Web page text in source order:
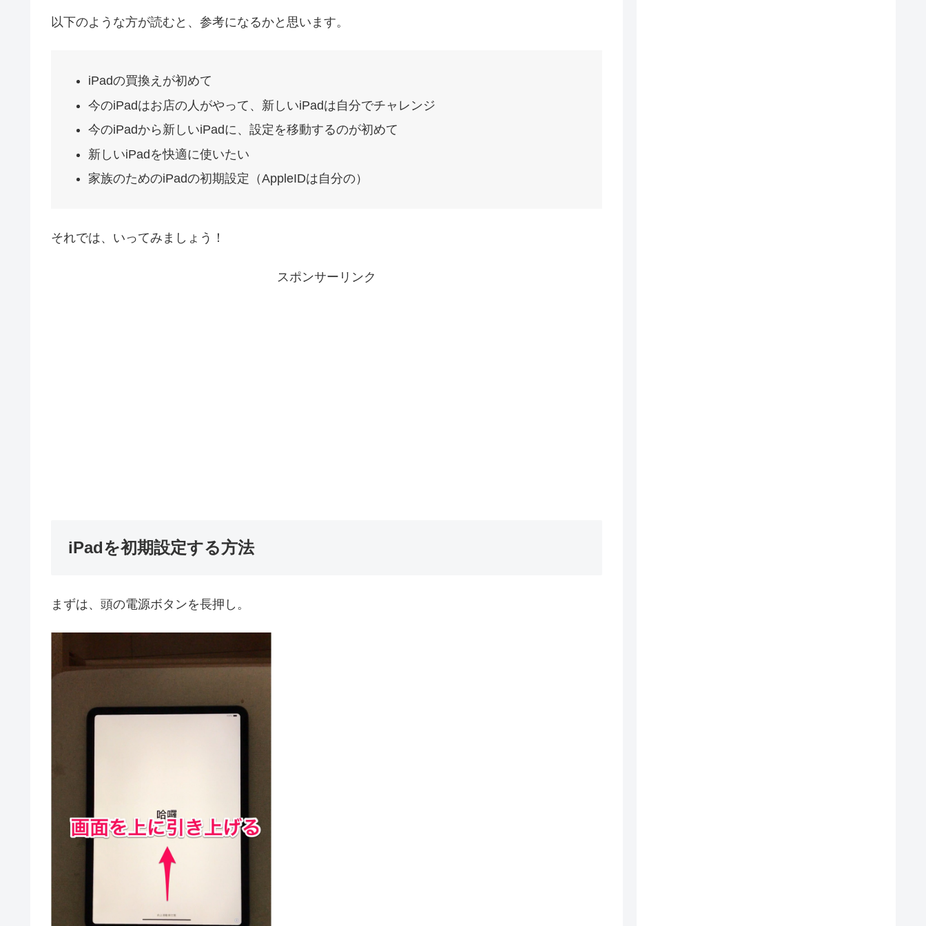
以下のような方が読むと、参考になるかと思います。
iPadの買換えが初めて
今のiPadはお店の人がやって、新しいiPadは自分でチャレンジ
今のiPadから新しいiPadに、設定を移動するのが初めて
新しいiPadを快適に使いたい
家族のためのiPadの初期設定（AppleIDは自分の）
それでは、いってみましょう！
スポンサーリンク
iPadを初期設定する方法
まずは、頭の電源ボタンを長押し。